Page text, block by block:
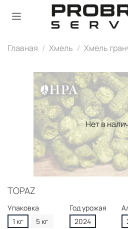
Главная Хмель Хмель
Нет в
TOPAZ
Упаковка
1 кг
5 кг
Год урожая
2024